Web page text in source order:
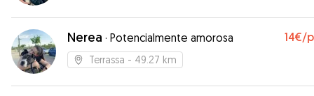
Nerea · Potencialmente amorosa 14€/
Terrassa - 49.27 km